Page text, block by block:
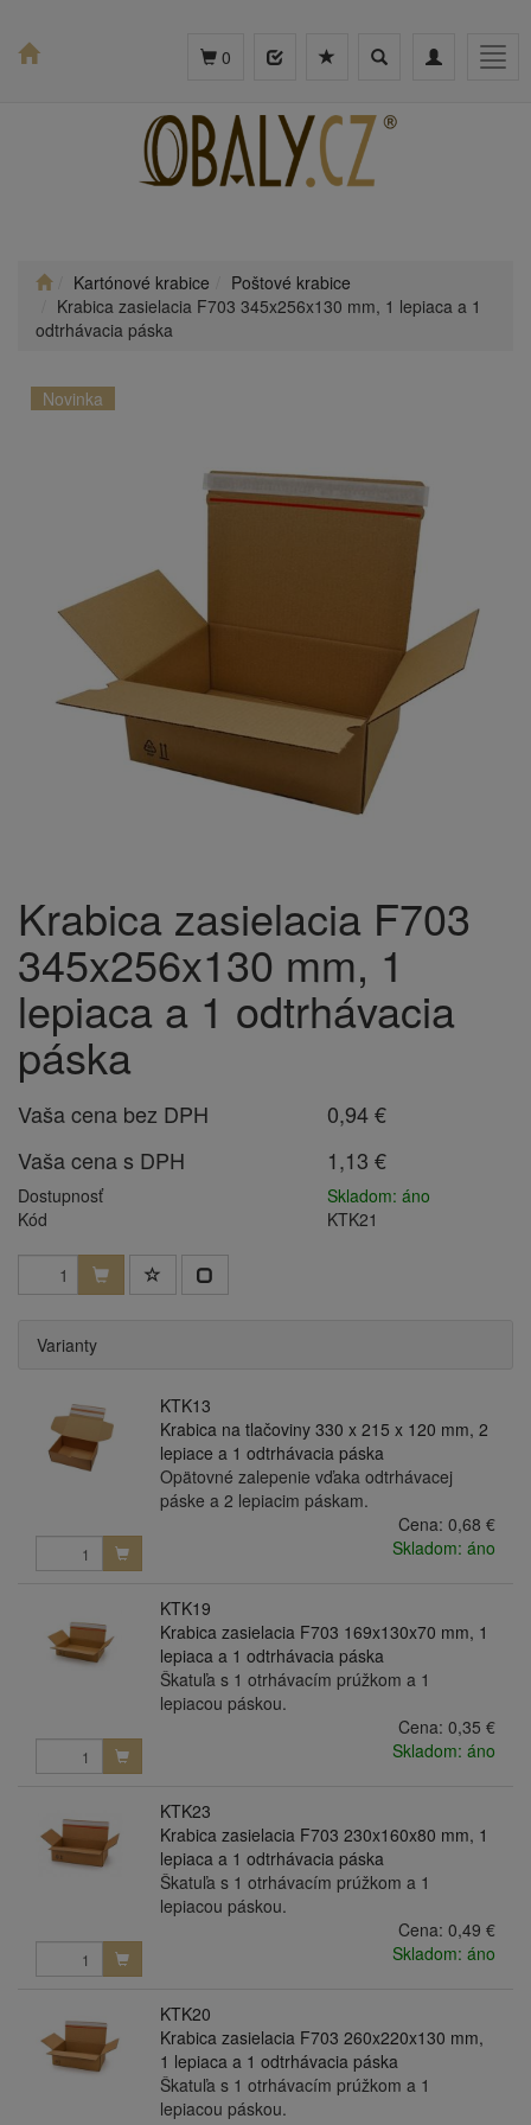
Toggle
Toggle
0
Kartónové krabice
Poštové krabice
Krabica zasielacia F703 345x256x130 mm, 1 lepiaca a 1
odtrhávacia páska
Novinka
Krabica zasielacia F703
345x256x130 mm, 1
lepiaca a 1 odtrhávacia
páska
Vaša cena bez DPH
0,94 €
Vaša cena s DPH
1,13 €
Dostupnosť
Skladom: áno
Kód
KTK21
Varianty
KTK13
Krabica na tlačoviny 330 x 215 x 120 mm, 2
lepiace a 1 odtrhávacia páska
Opätovné zalepenie vďaka odtrhávacej
páske a 2 lepiacim páskam.
Cena: 0,68 €
Skladom: áno
KTK19
Krabica zasielacia F703 169x130x70 mm, 1
lepiaca a 1 odtrhávacia páska
Škatuľa s 1 otrhávacím prúžkom a 1
lepiacou páskou.
Cena: 0,35 €
Skladom: áno
KTK23
Krabica zasielacia F703 230x160x80 mm, 1
lepiaca a 1 odtrhávacia páska
Škatuľa s 1 otrhávacím prúžkom a 1
lepiacou páskou.
Cena: 0,49 €
Skladom: áno
KTK20
Krabica zasielacia F703 260x220x130 mm,
1 lepiaca a 1 odtrhávacia páska
Škatuľa s 1 otrhávacím prúžkom a 1
lepiacou páskou.